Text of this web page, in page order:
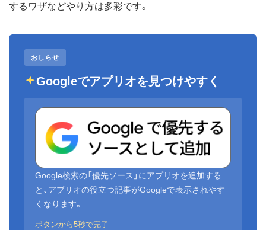
するワザなどやり方は多彩です。
おしらせ
Googleでアプリオを見つけやすく
Google検索の「優先ソース」にアプリオを追加する
と、アプリオの役立つ記事がGoogleで表示されやす
くなります。
ボタンから5秒で完了